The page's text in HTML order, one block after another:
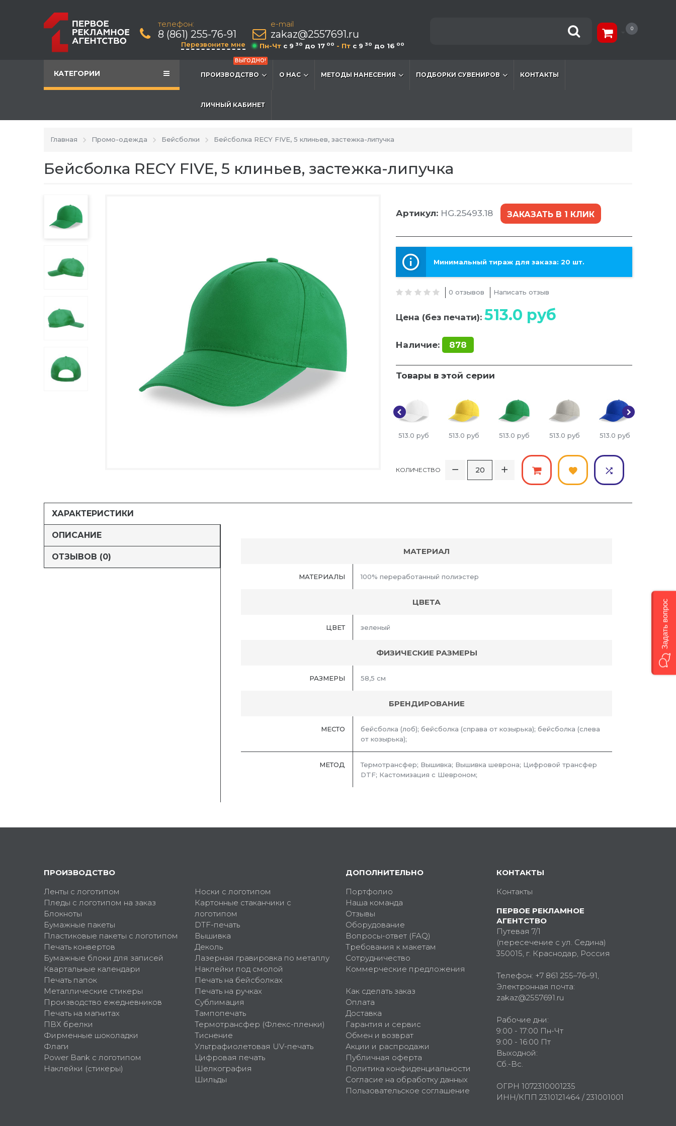
телефон:
8 (861) 255-76-91
Перезвоните мне
e-mail
zakaz@2557691.ru
Пн-Чт c 9 30 до 17 00 - Пт c 9 30 до 16 00
0
КАТЕГОРИИ
ВЫГОДНО!
ПРОИЗВОДСТВО О НАС МЕТОДЫ НАНЕСЕНИЯ ПОДБОРКИ СУВЕНИРОВ КОНТАКТЫ
ЛИЧНЫЙ КАБИНЕТ
Главная Промо-одежда Бейсболки Бейсболка RECY FIVE, 5 клиньев, застежка-липучка
Бейсболка RECY FIVE, 5 клиньев, застежка-липучка
Артикул: HG.25493.18 ЗАКАЗАТЬ В 1 КЛИК
Минимальный тираж для заказа: 20 шт.
0 отзывов Написать отзыв
Цена (без печати): 513.0 руб
Наличие: 878
Товары в этой серии
513.0 руб 513.0 руб 513.0 руб 513.0 руб 513.0 руб
КОЛИЧЕСТВО
ХАРАКТЕРИСТИКИ
ОПИСАНИЕ
ОТЗЫВОВ (0)
МАТЕРИАЛ
МАТЕРИАЛЫ 100% переработанный полиэстер
ЦВЕТА
ЦВЕТ зеленый
ФИЗИЧЕСКИЕ РАЗМЕРЫ
РАЗМЕРЫ 58,5 см
БРЕНДИРОВАНИЕ
МЕСТО
бейсболка (лоб); бейсболка (справа от козырька); бейсболка (слева
от козырька);
МЕТОД
Термотрансфер; Вышивка; Вышивка шеврона; Цифровой трансфер
DTF; Кастомизация с Шевроном;
ПРОИЗВОДСТВО
Ленты с логотипом
Пледы с логотипом на заказ
Блокноты
Бумажные пакеты
Пластиковые пакеты с логотипом
Печать конвертов
Бумажные блоки для записей
Квартальные календари
Печать папок
Металлические стикеры
Производство ежедневников
Печать на магнитах
ПВХ брелки
Фирменные шоколадки
Флаги
Power Bank с логотипом
Наклейки (стикеры)
Носки с логотипом
Картонные стаканчики с
логотипом
DTF-печать
Вышивка
Деколь
Лазерная гравировка по металлу
Наклейки под смолой
Печать на бейсболках
Печать на ручках
Сублимация
Тампопечать
Термотрансфер (Флекс-пленки)
Тиснение
Ультрафиолетовая UV-печать
Цифровая печать
Шелкография
Шильды
ДОПОЛНИТЕЛЬНО
Портфолио
Наша команда
Отзывы
Оборудование
Вопросы-ответ (FAQ)
Требования к макетам
Сотрудничество
Коммерческие предложения
Как сделать заказ
Оплата
Доставка
Гарантия и сервис
Обмен и возврат
Акции и распродажи
Публичная оферта
Политика конфиденциальности
Согласие на обработку данных
Пользовательское соглашение
КОНТАКТЫ
Контакты
ПЕРВОЕ РЕКЛАМНОЕ
АГЕНТСТВО
Путевая 7/1
(пересечение с ул. Седина)
350015, г. Краснодар, Россия
Телефон: +7 861 255–76–91,
Электронная почта:
zakaz@2557691.ru
Рабочие дни:
9:00 - 17:00 Пн-Чт
9:00 - 16:00 Пт
Выходной:
Сб.-Вс.
ОГРН 1072310001235
ИНН/КПП 2310121464 / 231001001
Задать вопрос